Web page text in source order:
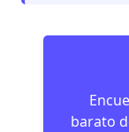
barato